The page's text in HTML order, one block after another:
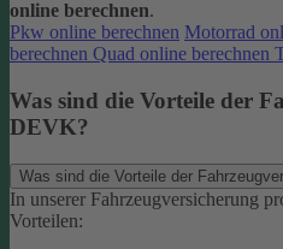
online berechnen.
Pkw online berechnen Motorrad
berechnen Quad online berechnen
Was sind die Vorteile der
DEVK?
Was sind die Vorteile der
In unserer Fahrzeugversicherung
Vorteilen: